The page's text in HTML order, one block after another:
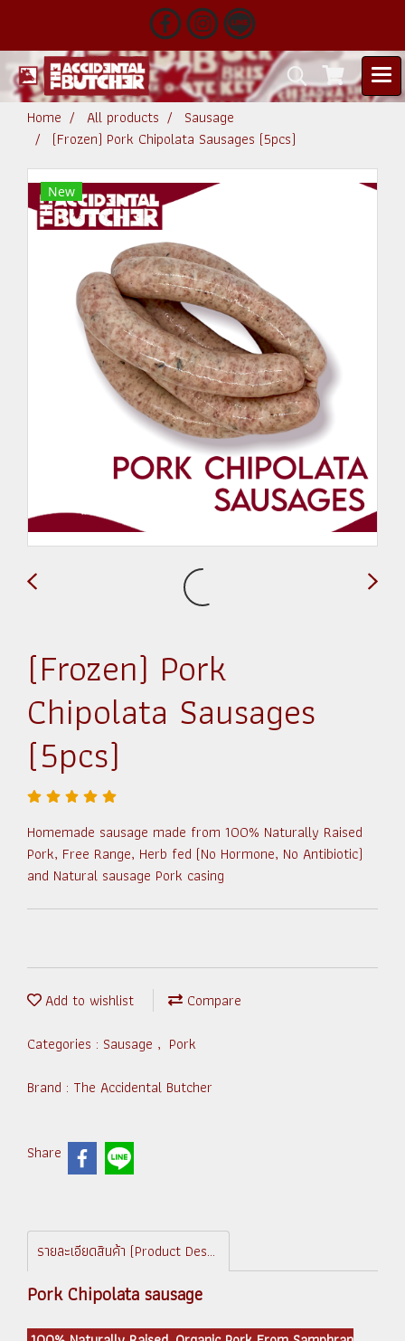
Home All products
Sausage
(Frozen) Pork Chipolata Sausages (5pcs)
New
(Frozen) Pork
Chipolata Sausages
(5pcs)
Homemade sausage made from 100% Naturally Raised
Pork, Free Range, Herb fed (No Hormone, No Antibiotic)
and Natural sausage Pork casing
Add to wishlist
Compare
Categories : Sausage , Pork
Brand : The Accidental Butcher
Share
รายละเอียดสินค้า (Product Description)
Pork Chipolata sausage